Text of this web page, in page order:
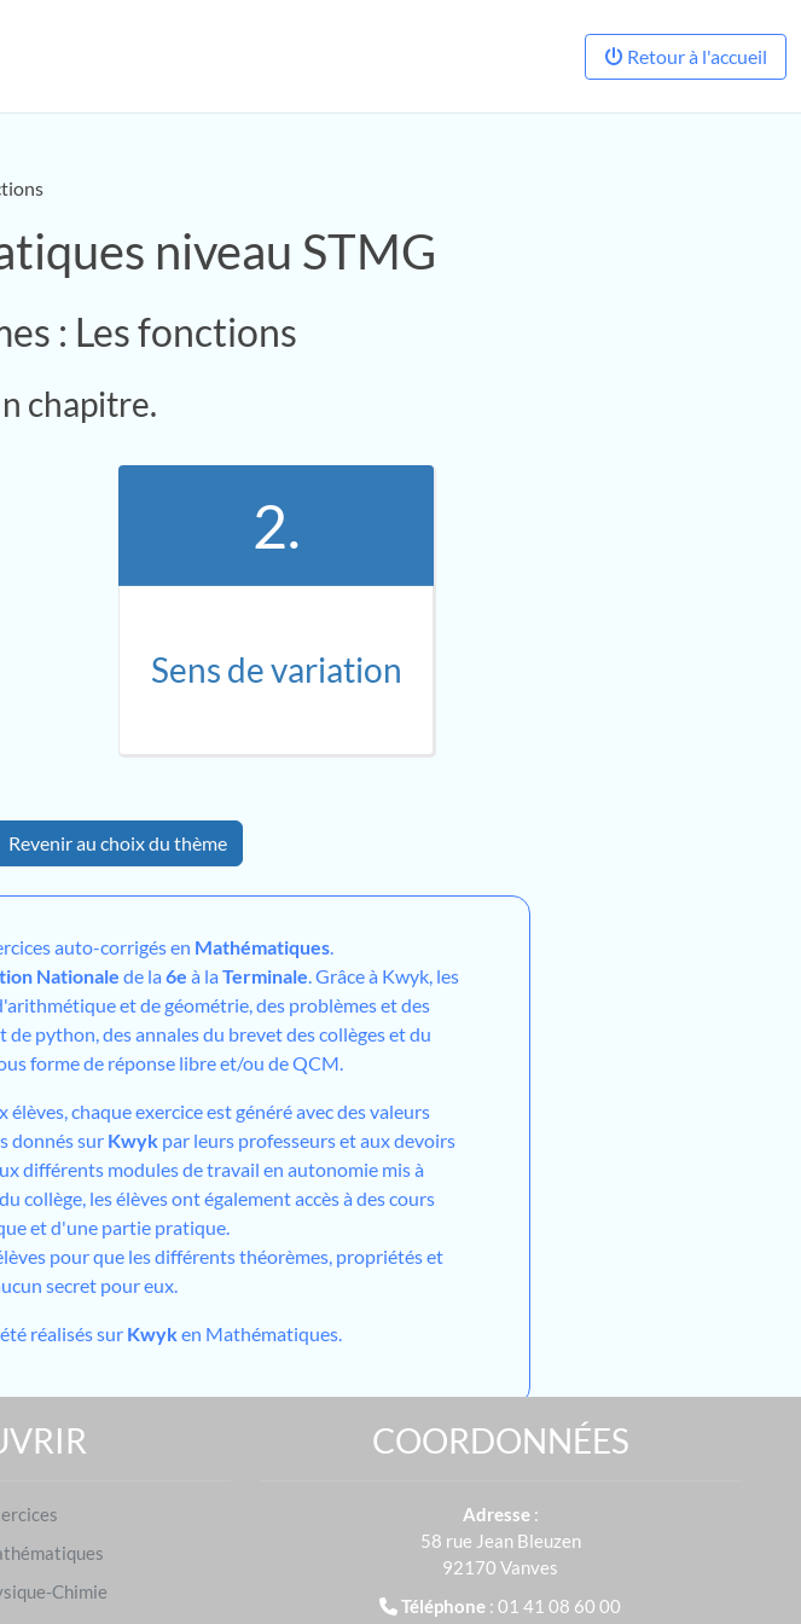
Retour à l'accueil
niveau STMG
: Les fonctions
chapitre.
2.
Sens de variation
Revenir au choix du thème
auto-corrigés en Mathématiques
Nationale de la 6e à la Terminale . Grâce à Kwyk, les
et de géométrie, des problèmes et des
python, des annales du brevet des collèges et du
forme de réponse libre et/ou de QCM.
chaque exercice est généré avec des valeurs
donnés sur Kwyk par leurs professeurs et aux devoirs
différents modules de travail en autonomie mis à
collège, les élèves ont également accès à des cours
et d'une partie pratique.
pour que les différents théorèmes, propriétés et
secret pour eux.
réalisés sur Kwyken Mathématiques.
de Terminale
matières
Chimie
COORDONNÉES
Adresse :
58 rue Jean Bleuzen
92170 Vanves
Téléphone : 01 41 08 60 00